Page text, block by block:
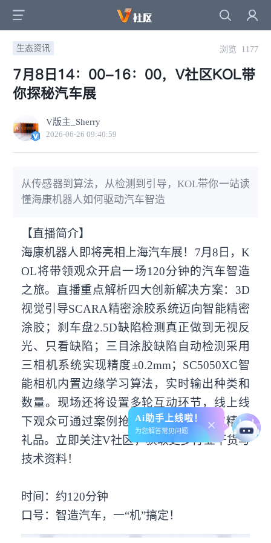
Ai助手上线啦！
为您解答常见问题
生态资讯 浏览 1177
7月8日14：00-16：00，V社区KOL带
你探秘汽车展
V版主_Sherry
2026-06-26 09:40:59
从传感器到算法，从检测到引导，KOL带你一站读
懂海康机器人如何驱动汽车智造
【直播简介】
海康机器人即将亮相上海汽车展！7月8日，K
OL将带领观众开启一场120分钟的汽车智造
之旅。直播重点解析四大创新解决方案：3D
视觉引导SCARA精密涂胶系统迈向智能精密
涂胶；刹车盘2.5D缺陷检测真正做到无视反
光、只看缺陷；三目涂胶缺陷自动检测采用
三相机系统实现精度±0.2mm；SC5050XC智
能相机内置边缘学习算法，实时输出种类和
数量。现场还将设置多轮互动环节，线上线
下观众可通过案例抢答、技术问答赢取精美
礼品。立即关注V社区，获取更多行业干货与
技术资料！
时间：约120分钟
口号：智造汽车，一“机”搞定！